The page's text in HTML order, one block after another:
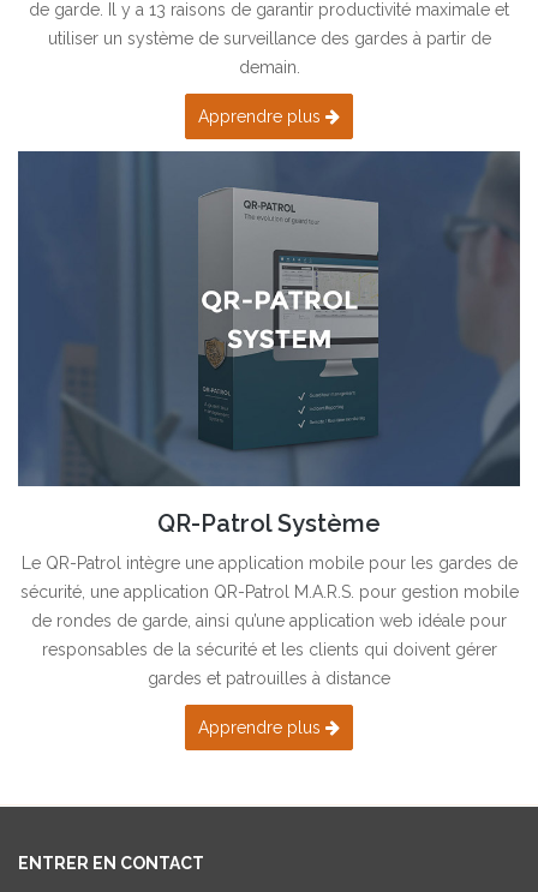
de garde. Il y a 13 raisons de garantir productivité maximale et
utiliser un système de surveillance des gardes à partir de
demain.
Apprendre plus
QR-Patrol Système
Le QR-Patrol intègre une application mobile pour les gardes de
sécurité, une application QR-Patrol M.A.R.S. pour gestion mobile
de rondes de garde, ainsi qu’une application web idéale pour
responsables de la sécurité et les clients qui doivent gérer
gardes et patrouilles à distance
Apprendre plus
ENTRER EN CONTACT